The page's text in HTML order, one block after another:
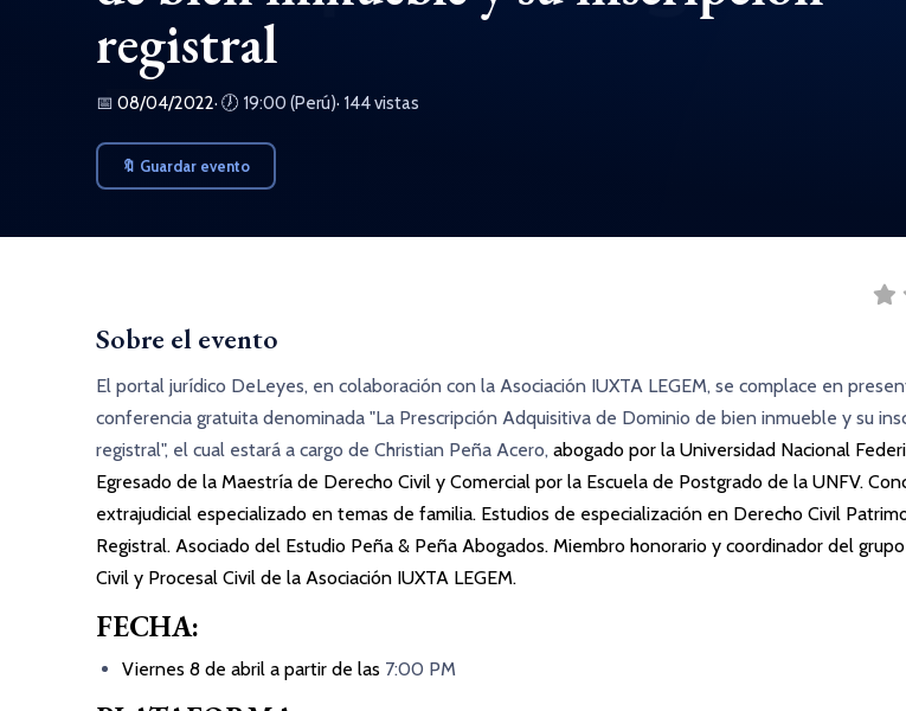
registral
📅 08/04/2022· 🕖 19:00 (Perú)· 144 vistas
🔖 Guardar evento
Sobre el evento
El portal jurídico DeLeyes, en colaboración con la Asociación IUXTA LEGEM, se complace en
conferencia gratuita denominada "La Prescripción Adquisitiva de Dominio de bien inmueble y su
registral", el cual estará a cargo de Christian Peña Acero, abogado por la Universidad Nacional
Egresado de la Maestría de Derecho Civil y Comercial por la Escuela de Postgrado de la UNFV.
extrajudicial especializado en temas de familia. Estudios de especialización en Derecho Civil
Registral. Asociado del Estudio Peña & Peña Abogados. Miembro honorario y coordinador del
Civil y Procesal Civil de la Asociación IUXTA LEGEM.
FECHA:
Viernes 8 de abril a partir de las 7:00 PM